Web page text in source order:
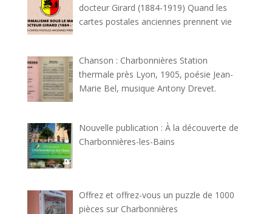
docteur Girard (1884-1919) Quand les
cartes postales anciennes prennent vie
Chanson : Charbonnières Station
thermale près Lyon, 1905, poésie Jean-
Marie Bel, musique Antony Drevet.
Nouvelle publication : À la découverte de
Charbonnières-les-Bains
Offrez et offrez-vous un puzzle de 1000
pièces sur Charbonnières